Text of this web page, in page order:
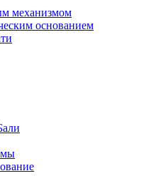
механизмом
основанием